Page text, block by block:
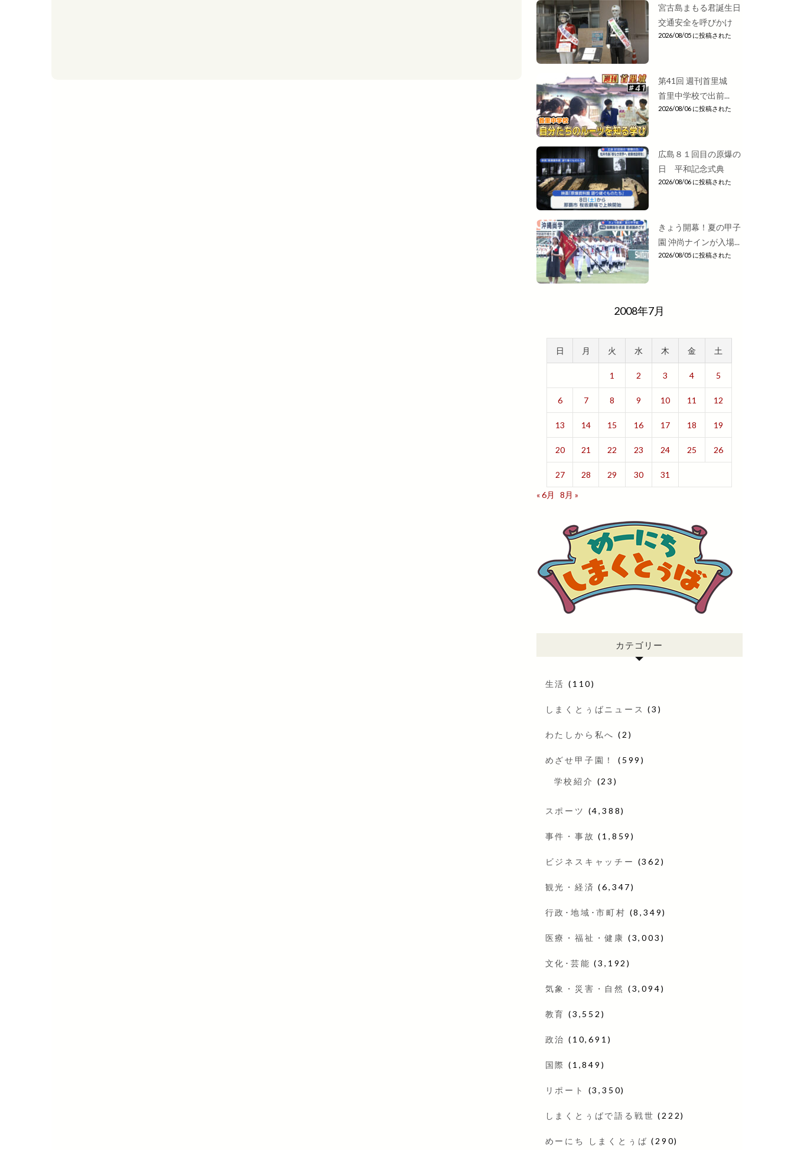
宮古島まもる君誕生日
交通安全を呼びかけ
2026/08/05 に投稿された
第41回 週刊首里城
首里中学校で出前...
2026/08/06 に投稿された
広島８１回目の原爆の
日 平和記念式典
2026/08/06 に投稿された
きょう開幕！夏の甲子
園 沖尚ナインが入場...
2026/08/05 に投稿された
2008年7月
日 月 火 水 木 金 土
1 2 3 4 5
6 7 8 9 10 11 12
13 14 15 16 17 18 19
20 21 22 23 24 25 26
27 28 29 30
31
« 6月
8月 »
カテゴリー
生活 (110)
しまくとぅばニュース (3)
わたしから私へ (2)
めざせ甲子園！ (599)
学校紹介 (23)
スポーツ (4,388)
事件・事故 (1,859)
ビジネスキャッチー (362)
観光・経済 (6,347)
行政･地域･市町村 (8,349)
医療・福祉・健康 (3,003)
文化･芸能 (3,192)
気象・災害・自然 (3,094)
教育 (3,552)
政治 (10,691)
国際 (1,849)
リポート (3,350)
しまくとぅばで語る戦世 (222)
めーにち しまくとぅば (290)